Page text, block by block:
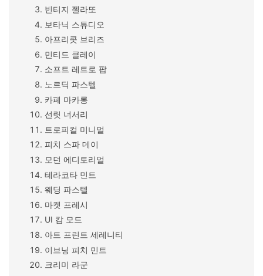
빈티지 젤라또
보타닉 스튜디오
아프리콧 브리즈
민티드 클레이
소프트 레트로 팝
노르딕 파스텔
카페 마카롱
선릿 너서리
트로피컬 미니멀
피치 스파 데이
모던 에디토리얼
테라코타 민트
웨딩 파스텔
마켓 프레시
UI 캄 모드
아트 프린트 세레니티
이브닝 피치 민트
크리미 라군